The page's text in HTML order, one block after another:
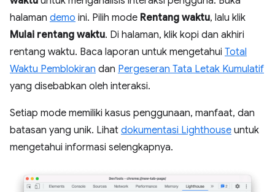
halaman demo ini. Pilih mode Rentang waktu, lalu klik
Mulai rentang waktu. Di halaman, klik kopi dan akhiri
rentang waktu. Baca laporan untuk mengetahui Total
Waktu Pemblokiran dan Pergeseran Tata Letak Kumulatif
yang disebabkan oleh interaksi.
Setiap mode memiliki kasus penggunaan, manfaat, dan
batasan yang unik. Lihat dokumentasi Lighthouse untuk
mengetahui informasi selengkapnya.